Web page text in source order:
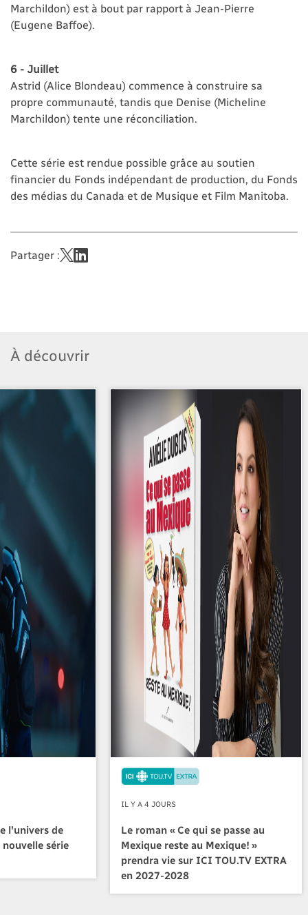
Marchildon) est à bout par rapport à Jean-Pierre
(Eugene Baffoe).
6 - Juillet
Astrid (Alice Blondeau) commence à construire sa
propre communauté, tandis que Denise (Micheline
Marchildon) tente une réconciliation.
Cette série est rendue possible grâce au soutien
financier du Fonds indépendant de production, du Fonds
des médias du Canada et de Musique et Film Manitoba.
Partager :
À découvrir
l'univers de
série
IL Y A 4 JOURS
Le roman « Ce qui se passe au
Mexique reste au Mexique! »
prendra vie sur ICI TOU.TV EXTRA
en 2027-2028